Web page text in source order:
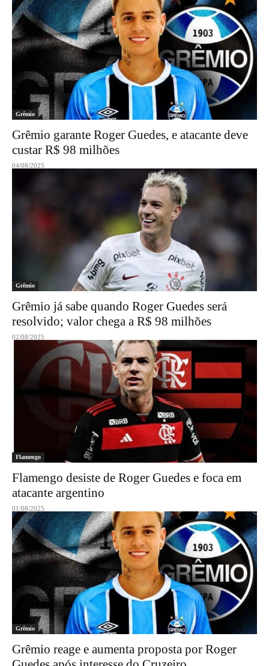
Grêmio
Grêmio garante Roger Guedes, e atacante deve
custar R$ 98 milhões
04/08/2025
Grêmio
Grêmio já sabe quando Roger Guedes será
resolvido; valor chega a R$ 98 milhões
02/08/2025
Flamengo
Flamengo desiste de Roger Guedes e foca em
atacante argentino
01/08/2025
Grêmio
Grêmio reage e aumenta proposta por Roger